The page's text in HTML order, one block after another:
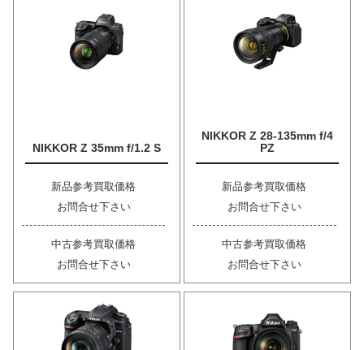
NIKKOR Z 35mm f/1.2 S
新品参考買取価格
お問合せ下さい
中古参考買取価格
お問合せ下さい
NIKKOR Z 28-135mm f/4
PZ
新品参考買取価格
お問合せ下さい
中古参考買取価格
お問合せ下さい